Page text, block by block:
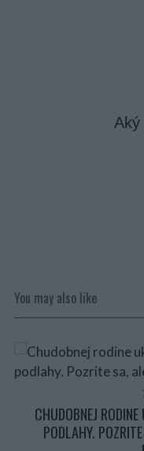
You may also like
CHUDOBNEJ
PODLAHY.